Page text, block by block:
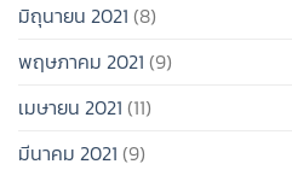
มิถุนายน 2021 (8)
พฤษภาคม 2021 (9)
เมษายน 2021 (11)
มีนาคม 2021 (9)